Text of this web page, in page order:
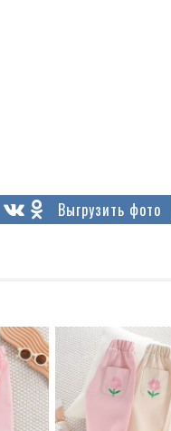
Выгрузить фото